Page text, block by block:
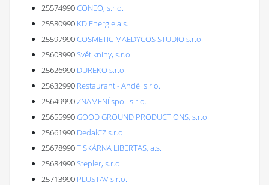
25574990CONEO, s.r.o.
25580990 KD Energie a.s.
25597990COSMETIC MAEDYCOS STUDIO s.r.o.
25603990Svět knihy, s.r.o.
25626990 DUREKO s.r.o.
25632990 Restaurant - Anděl s.r.o.
25649990ZNAMENÍ spol. s r.o.
25655990GOOD GROUND PRODUCTIONS, s.r.o.
25661990 DedalCZ s.r.o.
25678990TISKÁRNA LIBERTAS, a.s.
25684990Stepler, s.r.o.
25713990 PLUSTAV s.r.o.